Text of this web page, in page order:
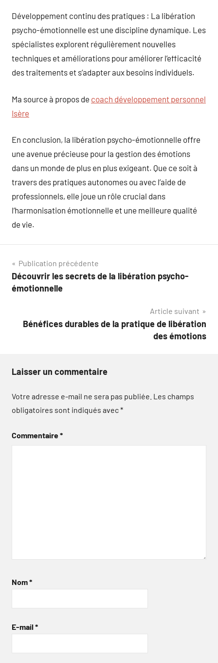
Développement continu des pratiques : La libération
psycho-émotionnelle est une discipline dynamique. Les
spécialistes explorent régulièrement nouvelles
techniques et améliorations pour améliorer l’efficacité
des traitements et s’adapter aux besoins individuels.
Ma source à propos de coach développement personnel
Isère
En conclusion, la libération psycho-émotionnelle offre
une avenue précieuse pour la gestion des émotions
dans un monde de plus en plus exigeant. Que ce soit à
travers des pratiques autonomes ou avec l’aide de
professionnels, elle joue un rôle crucial dans
l’harmonisation émotionnelle et une meilleure qualité
de vie.
Navigation
de
Publication précédente
Découvrir les secrets de la libération psycho-
émotionnelle
Article suivant
Bénéfices durables de la pratique de libération
des émotions
Laisser un commentaire
Votre adresse e-mail ne sera pas publiée. Les champs
obligatoires sont indiqués avec*
Commentaire*
Nom*
E-mail *